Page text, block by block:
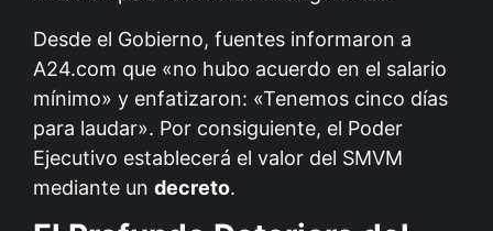
Desde el Gobierno, fuentes informaron a
A24.com que «no hubo acuerdo en el salario
mínimo» y enfatizaron: «Tenemos cinco días
para laudar». Por consiguiente, el Poder
Ejecutivo establecerá el valor del SMVM
mediante un decreto.